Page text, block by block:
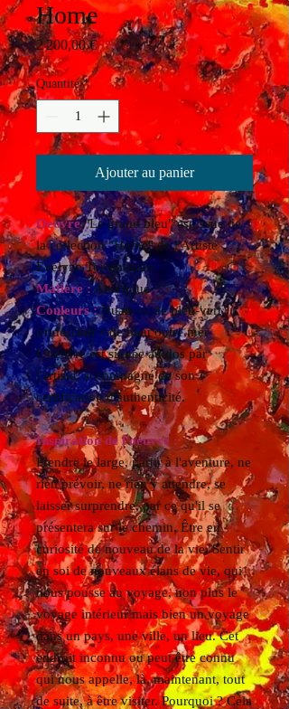
Home
2 200,00 €Prix
Quantité *
Ajouter au panier
Oeuvre"Le grand bleu" est issue de
la collection "Home" de l'Artiste
Evelyne Toromanian
Matière :Acrylique
Couleurs :Nuances de bleu-vert
irridescent + de bleu outre mer
L'oeuvre est signée au dos par
l'artiste, accompagné de son
certification d'authenticité.
Inspiration de l'oeuvre :
Prendre le large, partir à l'aventure, ne
rien prévoir, ne rien y attendre, se
laisser surprendre, par ce qu'il se
présentera sur le chemin. Être en
curiosité de nouveau de la vie. Sentir
en soi de nouveaux élans de vie, qui
nous pousse au voyage, non plus le
voyage intérieur mais bien un voyage
dans un pays, une ville, un lieu. Cet
endroit inconnu ou peut être connu
qui nous appelle, là, maintenant, tout
de suite, à être visiter. Pourquoi ? Cela